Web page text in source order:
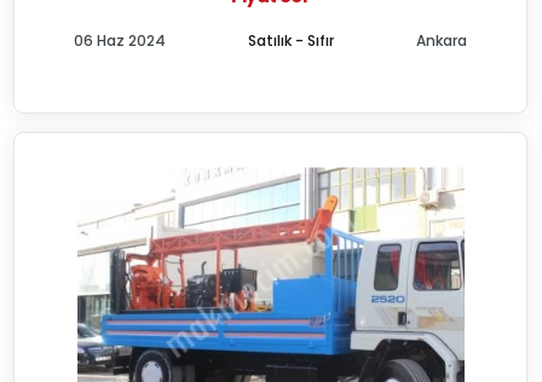
Satılık - Sıfır
06 Haz 2024 Ankara